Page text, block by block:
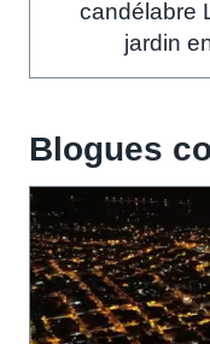
candélabre
jardin
Blogues